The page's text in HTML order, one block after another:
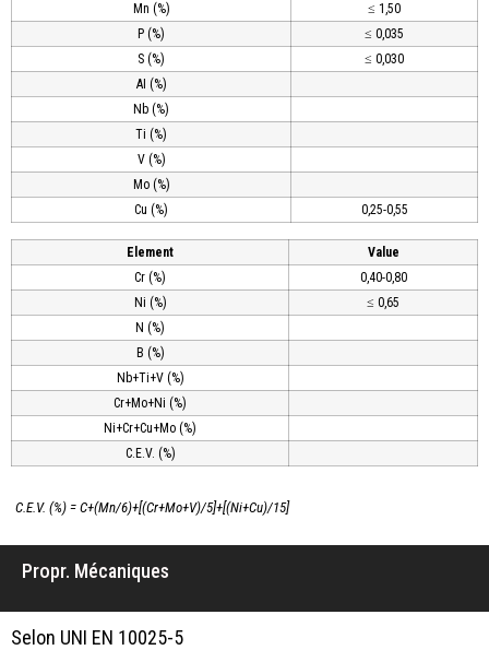
Mn (%)
≤ 1,50
P (%)
≤ 0,035
S (%)
≤ 0,030
AI (%)
Nb (%)
Ti (%)
V (%)
Mo (%)
Cu (%)
0,25-0,55
Element
Value
Cr (%)
0,40-0,80
Ni (%)
≤ 0,65
N (%)
B (%)
Nb+Ti+V (%)
Cr+Mo+Ni (%)
Ni+Cr+Cu+Mo (%)
C.E.V. (%)
C.E.V. (%) = C+(Mn/6)+[(Cr+Mo+V)/5]+[(Ni+Cu)/15]
Propr. Mécaniques
Selon UNI EN 10025-5